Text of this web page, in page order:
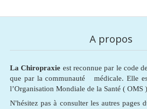
A propos
La Chiropraxie est reconnue par le code
que par la communauté médicale. Elle
l’Organisation Mondiale de la Santé ( OMS )
N'hésitez pas à consulter les autres pages